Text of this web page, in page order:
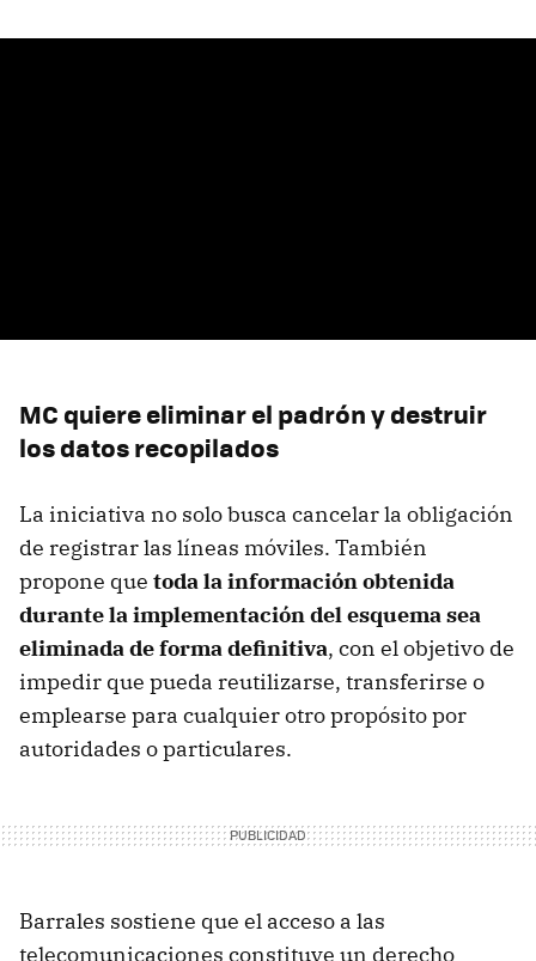
MC quiere eliminar el padrón y destruir
los datos recopilados
La iniciativa no solo busca cancelar la obligación
de registrar las líneas móviles. También
propone que toda la información obtenida
durante la implementación del esquema sea
eliminada de forma definitiva, con el objetivo de
impedir que pueda reutilizarse, transferirse o
emplearse para cualquier otro propósito por
autoridades o particulares.
Barrales sostiene que el acceso a las
telecomunicaciones constituye un derecho